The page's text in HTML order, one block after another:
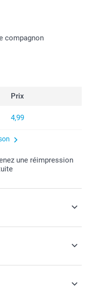
compagnon
Prix
4,99
une réimpression
incluse et hors frais de